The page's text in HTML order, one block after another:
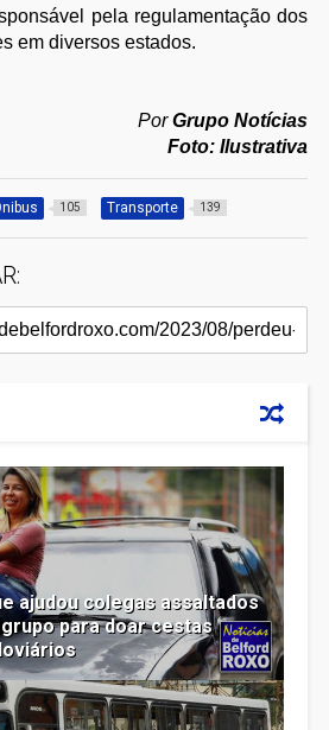
pela regulamentação dos
em diversos estados.
PorGrupo Notícias
Foto: Ilustrativa
105 Transporte 139
ajudou colegas assaltados
para doar cestas